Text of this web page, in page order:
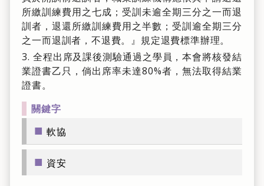
所繳訓練費用之七成；受訓未逾全期三分之一而退
訓者，退還所繳訓練費用之半數；受訓逾全期三分
之一而退訓者，不退費。』規定退費標準辦理。
3. 全程出席及課後測驗通過之學員，本會將核發結
業證書乙只，倘出席率未達80%者，無法取得結業
證書。
關鍵字
■ 軟協
■ 資安